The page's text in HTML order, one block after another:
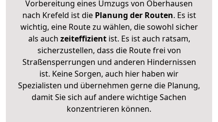
Vorbereitung eines Umzugs von Oberhausen
nach Krefeld ist diePlanung der Routen. Es ist
wichtig, eine Route zu wählen, die sowohl sicher
als auch zeiteffizientist. Es ist auch ratsam,
sicherzustellen, dass die Route frei von
Straßensperrungen und anderen Hindernissen
ist. Keine Sorgen, auch hier haben wir
Spezialisten und übernehmen gerne die Planung,
damit Sie sich auf andere wichtige Sachen
konzentrieren können.